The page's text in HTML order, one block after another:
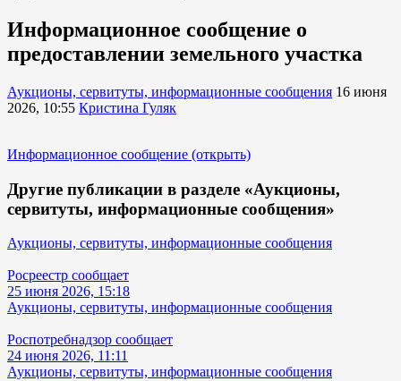
Информационное сообщение о
предоставлении земельного участка
Аукционы, сервитуты, информационные сообщения 16 июня
2026, 10:55 Кристина Гуляк
Информационное сообщение (открыть)
Другие публикации в разделе «Аукционы,
сервитуты, информационные сообщения»
Аукционы, сервитуты, информационные сообщения
Росреестр сообщает
25 июня 2026, 15:18
Аукционы, сервитуты, информационные сообщения
Роспотребнадзор сообщает
24 июня 2026, 11:11
Аукционы, сервитуты, информационные сообщения